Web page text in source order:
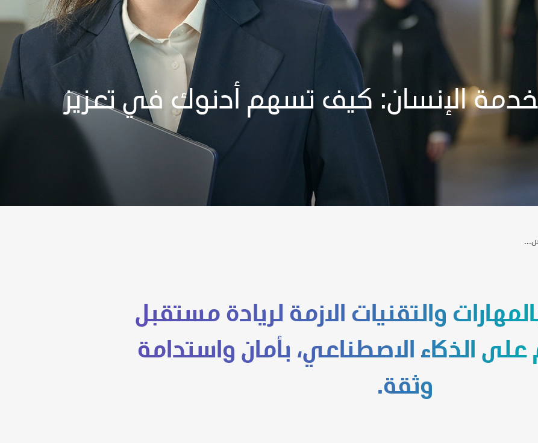
الإنسان: كيف تسهم أدنوك في تعزيز
والتقنيات الازمة لريادة مستقبل
على الذكاء الاصطناعي، بأمان واستدامة
وثقة.